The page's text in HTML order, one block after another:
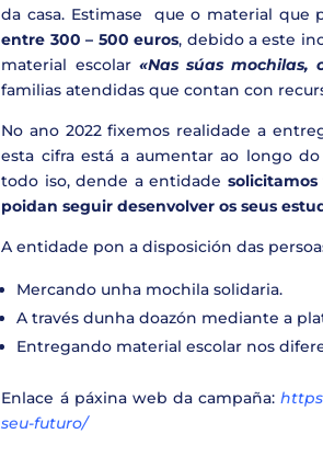
da casa. Estimase que o material que
entre 300 – 500 euros, debido a este
material escolar «Nas súas mochilas,
familias atendidas que contan con
No ano 2022 fixemos realidade a
esta cifra está a aumentar ao longo
todo iso, dende a entidade
poidan seguir desenvolver os seus
A entidade pon a disposición das
Mercando unha mochila solidaria.
A través dunha doazón mediante a
Entregando material escolar nos
Enlace á páxina web da campaña:
seu-futuro/